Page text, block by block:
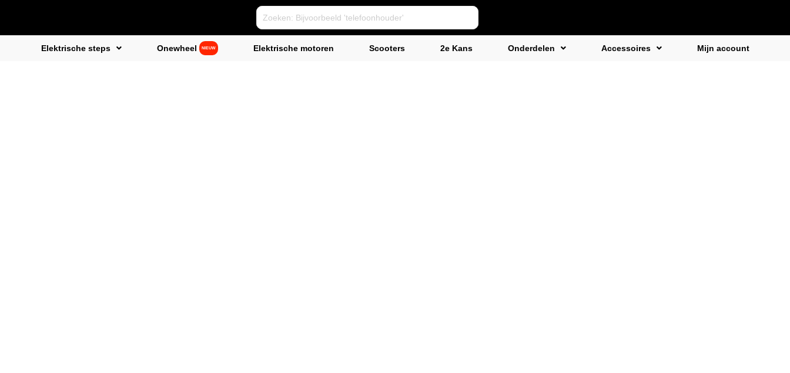
Elektrische steps Onewheel NIEUW Elektrische motoren Scooters 2e Kans Onderdelen Accessoires Mijn account